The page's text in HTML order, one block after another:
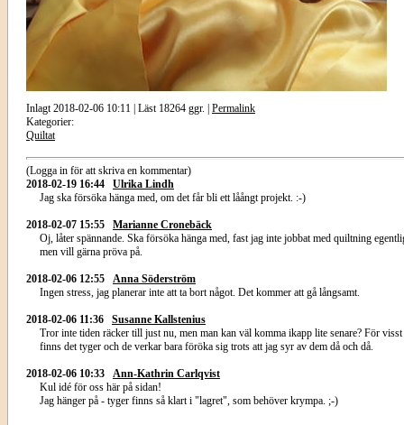
Inlagt 2018-02-06 10:11 | Läst 18264 ggr. | Permalink
Kategorier:
Quiltat
(Logga in för att skriva en kommentar)
2018-02-19 16:44
Ulrika Lindh
Jag ska försöka hänga med, om det får bli ett låångt projekt. :-)
2018-02-07 15:55
Marianne Cronebäck
Oj, låter spännande. Ska försöka hänga med, fast jag inte jobbat med quiltning
men vill gärna pröva på.
2018-02-06 12:55
Anna Söderström
Ingen stress, jag planerar inte att ta bort något. Det kommer att gå långsamt.
2018-02-06 11:36
Susanne Kallstenius
Tror inte tiden räcker till just nu, men man kan väl komma ikapp lite senare? För visst
finns det tyger och de verkar bara föröka sig trots att jag syr av dem då och då.
2018-02-06 10:33
Ann-Kathrin Carlqvist
Kul idé för oss här på sidan!
Jag hänger på - tyger finns så klart i "lagret", som behöver krympa. ;-)